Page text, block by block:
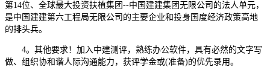
第14位、全球最大投资扶植集团--中国建建集团无限公司的法人单元，
是中国建建第六工程局无限公司的主要企业和投身国度经济政策高地
的排头兵。
4。其他要求！加入中建测评，熟练办公软件，具有必然的文字写
做、组织协和谐人际沟通能力，获评学金或(准备)的优先录用。